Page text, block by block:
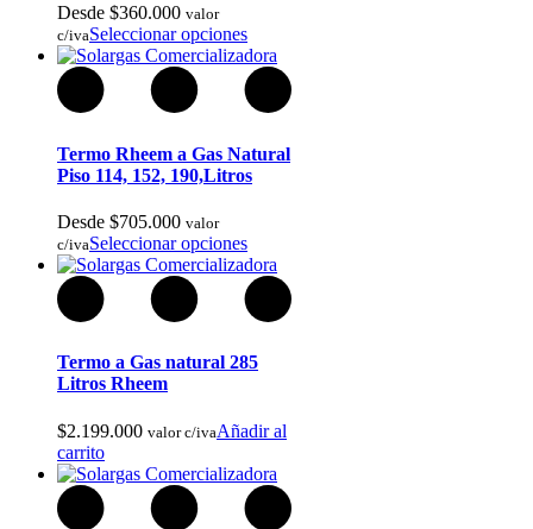
Baños Portatiles Para Camping
Desde $360.000 valor
c/ivaSeleccionar opciones
Termo Rheem a Gas Natural
Piso 114, 152, 190,Litros
Desde $705.000 valor
c/ivaSeleccionar opciones
Termo a Gas natural 285
Litros Rheem
$2.199.000 valor c/ivaAñadir al
carrito